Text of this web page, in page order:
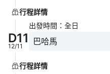
行程詳情
出發時間 ： 全日
D11
12/11 巴哈馬
行程詳情